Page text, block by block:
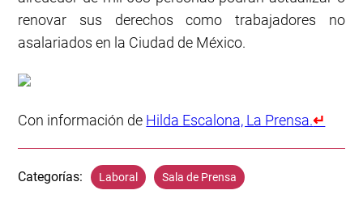
renovar sus derechos como trabajadores no
asalariados en la Ciudad de México.
Con información de Hilda Escalona, La Prensa.↵
Categorías: Laboral Sala de Prensa